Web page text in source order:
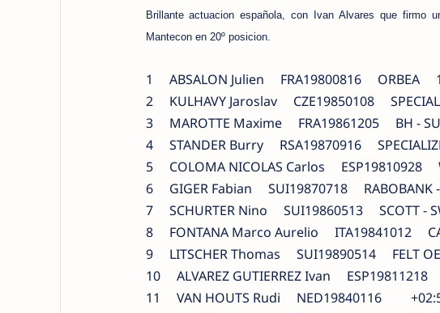
Brillante actuacion española, con Ivan Alvares que firmo
Mantecon en 20º posicion.
1 ABSALON Julien FRA19800816 ORBEA
2 KULHAVY Jaroslav CZE19850108
3 MAROTTE Maxime FRA19861205 BH -
4 STANDER Burry RSA19870916
5 COLOMA NICOLAS Carlos ESP19810928
6 GIGER Fabian SUI19870718 RABOBANK -
7 SCHURTER Nino SUI19860513 SCOTT -
8 FONTANA Marco Aurelio ITA19841012
9 LITSCHER Thomas SUI19890514 FELT
10 ALVAREZ GUTIERREZ Ivan
11 VAN HOUTS Rudi NED19840116